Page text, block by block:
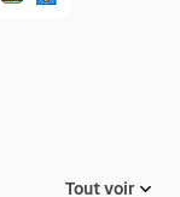
Tout voir